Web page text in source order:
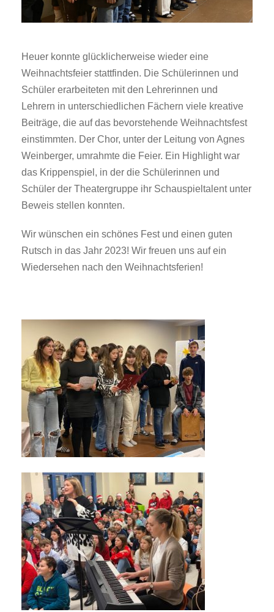
Heuer konnte glücklicherweise wieder eine
Weihnachtsfeier stattfinden. Die Schülerinnen und
Schüler erarbeiteten mit den Lehrerinnen und
Lehrern in unterschiedlichen Fächern viele kreative
Beiträge, die auf das bevorstehende Weihnachtsfest
einstimmten. Der Chor, unter der Leitung von Agnes
Weinberger, umrahmte die Feier. Ein Highlight war
das Krippenspiel, in der die Schülerinnen und
Schüler der Theatergruppe ihr Schauspieltalent unter
Beweis stellen konnten.
Wir wünschen ein schönes Fest und einen guten
Rutsch in das Jahr 2023! Wir freuen uns auf ein
Wiedersehen nach den Weihnachtsferien!